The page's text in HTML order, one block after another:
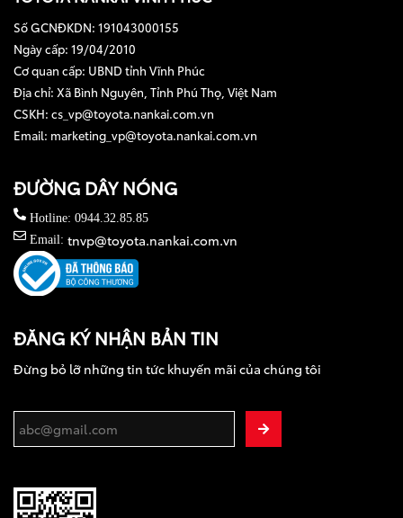
Số GCNĐKDN: 191043000155
Ngày cấp: 19/04/2010
Cơ quan cấp: UBND tỉnh Vĩnh Phúc
Địa chỉ: Xã Bình Nguyên, Tỉnh Phú Thọ, Việt Nam
CSKH: cs_vp@toyota.nankai.com.vn
Email: marketing_vp@toyota.nankai.com.vn
ĐƯỜNG DÂY NÓNG
Hotline: 0944.32.85.85
Email: tnvp@toyota.nankai.com.vn
ĐĂNG KÝ NHẬN BẢN TIN
Đừng bỏ lỡ những tin tức khuyến mãi của chúng tôi